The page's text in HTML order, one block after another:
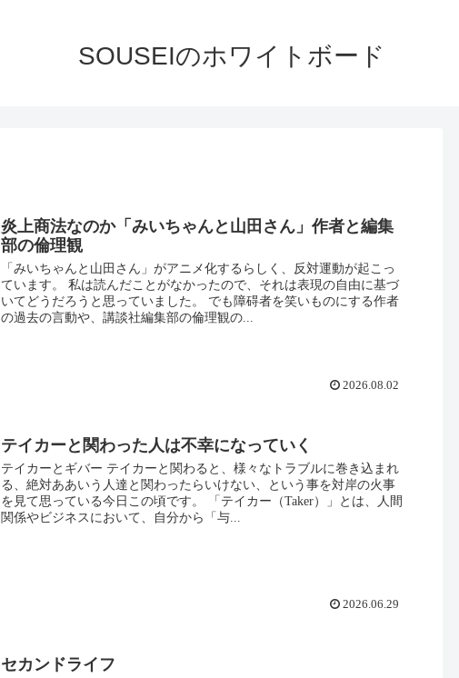
SOUSEIのホワイトボード
炎上商法なのか「みいちゃんと山田さん」作者と編集
部の倫理観
「みいちゃんと山田さん」がアニメ化するらしく、反対運動が起こっ
ています。 私は読んだことがなかったので、それは表現の自由に基づ
いてどうだろうと思っていました。 でも障碍者を笑いものにする作者
の過去の言動や、講談社編集部の倫理観の...
2026.08.02
テイカーと関わった人は不幸になっていく
テイカーとギバー テイカーと関わると、様々なトラブルに巻き込まれ
る、絶対ああいう人達と関わったらいけない、という事を対岸の火事
を見て思っている今日この頃です。 「テイカー（Taker）」とは、人間
関係やビジネスにおいて、自分から「与...
2026.06.29
セカンドライフ